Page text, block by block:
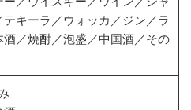
テキーラ／ウォッカ／ジン／ラ
酒／焼酎／泡盛／中国酒／その